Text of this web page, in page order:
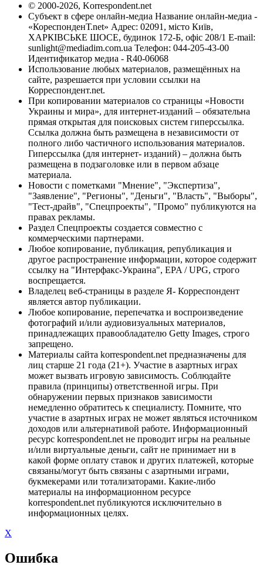
© 2000-2026, Korrespondent.net
Субъект в сфере онлайн-медиа Название онлайн-медиа -
«КореспонденТ.net» Адрес: 02091, місто Київ,
ХАРКІВСЬКЕ ШОСЕ, будинок 172-Б, офіс 208/1 E-mail:
sunlight@mediadim.com.ua Телефон: 044-205-43-00
Идентификатор медиа - R40-06068
Использование любых материалов, размещённых на
сайте, разрешается при условии ссылки на
Корреспондент.net.
При копировании материалов со страницы «Новости
Украины и мира», для интернет-изданий – обязательна
прямая открытая для поисковых систем гиперссылка.
Ссылка должна быть размещена в независимости от
полного либо частичного использования материалов.
Гиперссылка (для интернет- изданий) – должна быть
размещена в подзаголовке или в первом абзаце
материала.
Новости с пометками "Мнение", "Экспертиза",
"Заявление", "Регионы", "Деньги", "Власть", "Выборы",
"Тест-драйв", "Спецпроекты", "Промо" публикуются на
правах рекламы.
Раздел Спецпроекты создается совместно с
коммерческими партнерами.
Любое копирование, публикация, републикация и
другое распространение информации, которое содержит
ссылку на "Интерфакс-Украина", EPA / UPG, строго
воспрещается.
Владелец веб-страницы в разделе Я- Корреспондент
является автор публикации.
Любое копирование, перепечатка и воспроизведение
фотографий и/или аудиовизуальных материалов,
принадлежащих правообладателю Getty Images, строго
запрещено.
Материалы сайта korrespondent.net предназначены для
лиц старше 21 года (21+). Участие в азартных играх
может вызвать игровую зависимость. Соблюдайте
правила (принципы) ответственной игры. При
обнаружении первых признаков зависимости
немедленно обратитесь к специалисту. Помните, что
участие в азартных играх не может являться источником
доходов или альтернативой работе. Информационный
ресурс korrespondent.net не проводит игры на реальные
и/или виртуальные деньги, сайт не принимает ни в
какой форме оплату ставок и других платежей, которые
связаны/могут быть связаны с азартными играми,
букмекерами или тотализаторами. Какие-либо
материалы на информационном ресурсе
korrespondent.net публикуются исключительно в
информационных целях.
X
Ошибка